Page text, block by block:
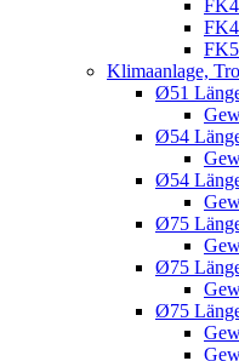
Klimaanlage,
Ø51
Ø54
Ø54
Ø75
Ø75
Ø75